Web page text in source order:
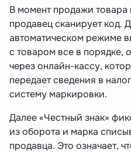
В момент продажи товара
продавец сканирует код.
автоматическом режиме
с товаром все в порядке,
через онлайн-кассу,
передает сведения в
систему маркировки.
Далее «Честный знак»
из оборота и марка
продавца. Это означает,